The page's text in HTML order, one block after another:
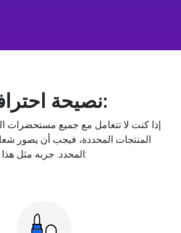
نصيحة احترافية:
إذا كنت لا تتعامل مع جميع مستحضرات
المنتجات المحددة، فيجب أن يصور
المحدد. جربه مثل هذا: